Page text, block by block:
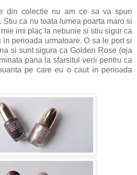
din colectie nu am ce sa va spun
Stiu ca nu toata lumea poarta maro si
imi plac la nebunie si stiu sigur ca
perioada urmatoare. O sa le port si
si sunt sigura ca Golden Rose (oja
pana la sfarsitul verii pentru ca
pe care eu o caut in perioada